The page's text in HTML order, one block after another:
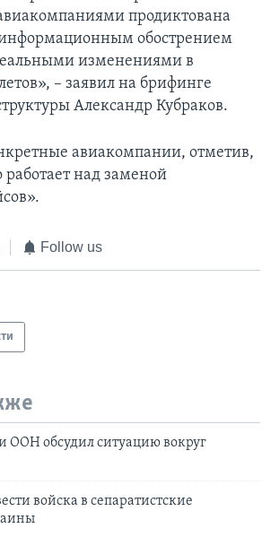
продиктована
обострением
изменениями в
– заявил на брифинге
Александр Кубраков.
авиакомпании, отметив,
работает над заменой
Follow us
ООН обсудил ситуацию вокруг
войска в сепаратистские